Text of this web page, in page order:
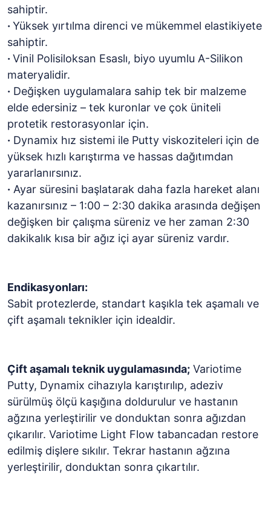
sahiptir.
· Yüksek yırtılma direnci ve mükemmel elastikiyete
sahiptir.
· Vinil Polisiloksan Esaslı, biyo uyumlu A-Silikon
materyalidir.
· Değişken uygulamalara sahip tek bir malzeme
elde edersiniz – tek kuronlar ve çok üniteli
protetik restorasyonlar için.
· Dynamix hız sistemi ile Putty viskoziteleri için de
yüksek hızlı karıştırma ve hassas dağıtımdan
yararlanırsınız.
· Ayar süresini başlatarak daha fazla hareket alanı
kazanırsınız – 1:00 – 2:30 dakika arasında değişen
değişken bir çalışma süreniz ve her zaman 2:30
dakikalık kısa bir ağız içi ayar süreniz vardır.
Endikasyonları:
Sabit protezlerde, standart kaşıkla tek aşamalı ve
çift aşamalı teknikler için idealdir.
Çift aşamalı teknik uygulamasında; Variotime
Putty, Dynamix cihazıyla karıştırılıp, adeziv
sürülmüş ölçü kaşığına doldurulur ve hastanın
ağzına yerleştirilir ve donduktan sonra ağızdan
çıkarılır. Variotime Light Flow tabancadan restore
edilmiş dişlere sıkılır. Tekrar hastanın ağzına
yerleştirilir, donduktan sonra çıkartılır.